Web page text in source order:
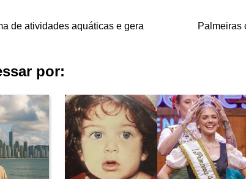
de atividades aquáticas e gera
Palmeiras
por: